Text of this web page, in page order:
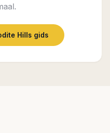
Hills gids